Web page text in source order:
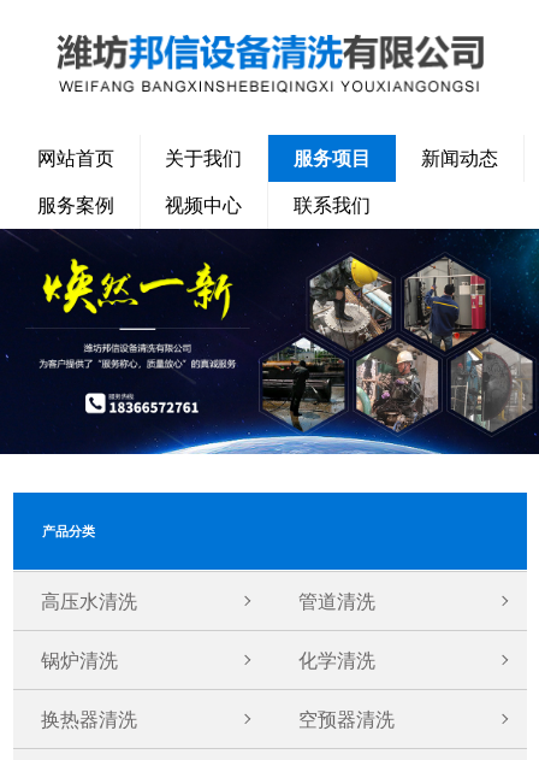
网站首页 关于我们 服务项目 新闻动态
服务案例 视频中心 联系我们
产品分类
高压水清洗 管道清洗
锅炉清洗 化学清洗
换热器清洗 空预器清洗